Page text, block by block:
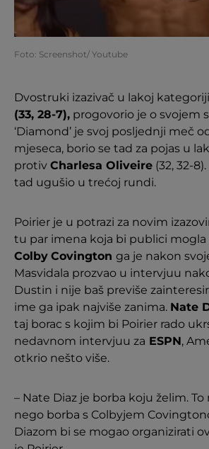
Foto: Screenshot/ Youtube
Dvostruki izazivač u lakoj
(33, 28-7), progovorio je o svojem
‘Diamond’ je svoj posljednji meč
mjeseca, borio se tad za pojas u
protiv Charlesa Oliveire (32, 32-
tad ugušio u trećoj rundi.
Poirier je u potrazi za novim
tu par imena koja bi publici
Colby Covington ga je nakon
Masvidala prozvao u intervjuu
Dustin i nije baš previše
ime ga ipak najviše zanima. Nate
taj borac s kojim bi Poirier rado
nedavnom intervjuu za ESPN,
otkrio nešto više.
– Nate Diaz je borba koju želim. To
nego borba s Colbyjem
Diazom bi se mogao organizirati